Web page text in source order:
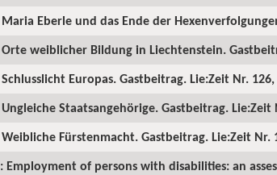
Eberle und das Ende der
weiblicher Bildung in Liechtenstein.
Europas. Gastbeitrag. Lie:Zeit Nr.
Staatsangehörige. Gastbeitrag. Lie:Zeit
Fürstenmacht. Gastbeitrag. Lie:Zeit Nr.
Employment of persons with disabilities: an